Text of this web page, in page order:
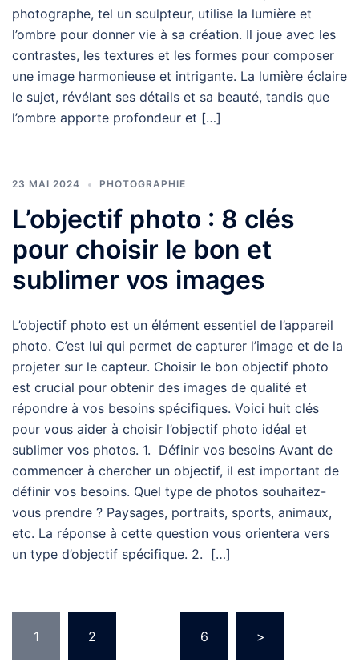
photographe, tel un sculpteur, utilise la lumière et
l’ombre pour donner vie à sa création. Il joue avec les
contrastes, les textures et les formes pour composer
une image harmonieuse et intrigante. La lumière éclaire
le sujet, révélant ses détails et sa beauté, tandis que
l’ombre apporte profondeur et […]
23 MAI 2024 PHOTOGRAPHIE
L’objectif photo : 8 clés
pour choisir le bon et
sublimer vos images
L’objectif photo est un élément essentiel de l’appareil
photo. C’est lui qui permet de capturer l’image et de la
projeter sur le capteur. Choisir le bon objectif photo
est crucial pour obtenir des images de qualité et
répondre à vos besoins spécifiques. Voici huit clés
pour vous aider à choisir l’objectif photo idéal et
sublimer vos photos. 1. Définir vos besoins Avant de
commencer à chercher un objectif, il est important de
définir vos besoins. Quel type de photos souhaitez-
vous prendre ? Paysages, portraits, sports, animaux,
etc. La réponse à cette question vous orientera vers
un type d’objectif spécifique. 2. […]
1 2 6 >